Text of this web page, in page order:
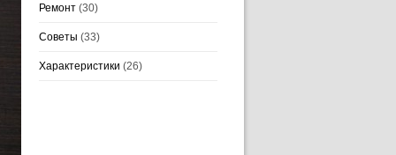
Ремонт(30)
Советы (33)
Характеристики (26)